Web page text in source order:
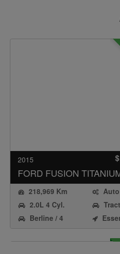
2015
FORD FUSION
218,969 Km
Auto
2.0L 4 Cyl.
Premium Fuel
avant
Berline / 4
Portes